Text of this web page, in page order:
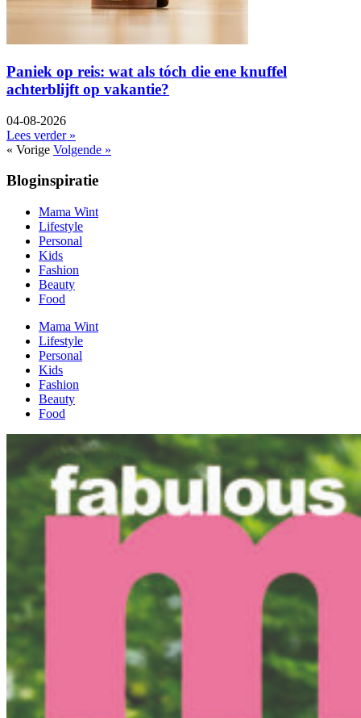
Paniek op reis: wat als tóch die ene knuffel
achterblijft op vakantie?
04-08-2026
Lees verder »
« Vorige Volgende »
Bloginspiratie
Mama Wint
Lifestyle
Personal
Kids
Fashion
Beauty
Food
Mama Wint
Lifestyle
Personal
Kids
Fashion
Beauty
Food